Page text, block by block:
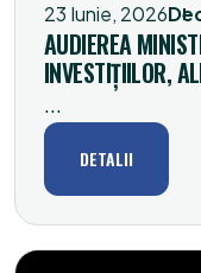
23 Iunie, 2026
AUDIEREA
INVESTIȚIILOR,
...
DETALII